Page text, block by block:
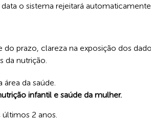
o sistema rejeitará
prazo, clareza na exposição dos
da nutrição.
da saúde.
infantil e saúde da mulher.
2 anos.